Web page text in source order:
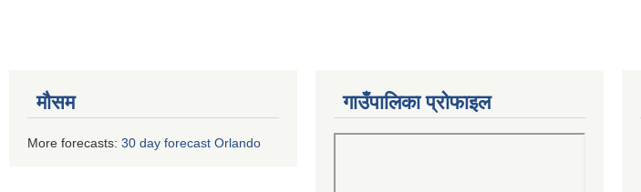
मौसम
More forecasts: 30 day forecast Orlando
गाउँपालिका प्रोफाइल